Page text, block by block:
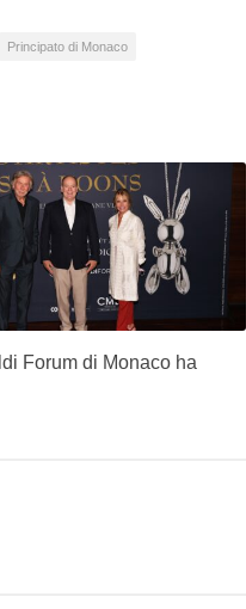
Principato di Monaco
Forum di Monaco ha